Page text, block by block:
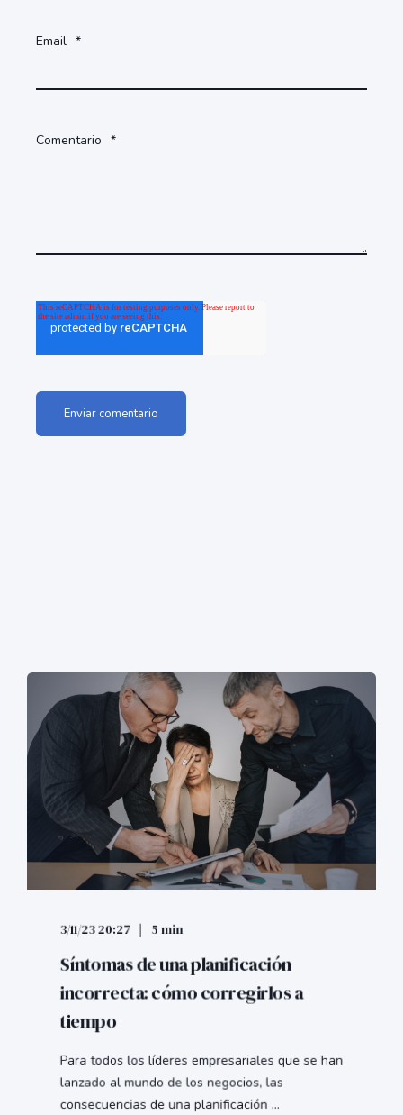
Email *
Comentario *
3/11/23 20:27 5 min
Síntomas de una planificación
incorrecta: cómo corregirlos a
tiempo
Para todos los líderes empresariales que se han
lanzado al mundo de los negocios, las
consecuencias de una planificación ...